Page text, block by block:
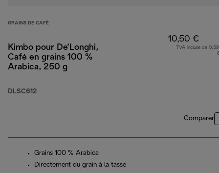
GRAINS DE CAFÈ
Kimbo pour De’Longhi,
Café en grains 100 %
Arabica, 250 g
DLSC612
10,50 €
TVA incluse de
Comparer
Grains 100 % Arabica
Directement du grain à la tasse